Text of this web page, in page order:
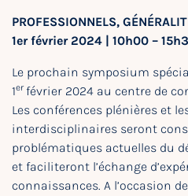
PROFESSIONNELS,
1er février 2024 | 10h00 –
Le prochain symposium
1erfévrier 2024 au centre de
Les conférences plénières et
interdisciplinaires seront
problématiques actuelles du
et faciliteront l’échange
connaissances. A l’occasion